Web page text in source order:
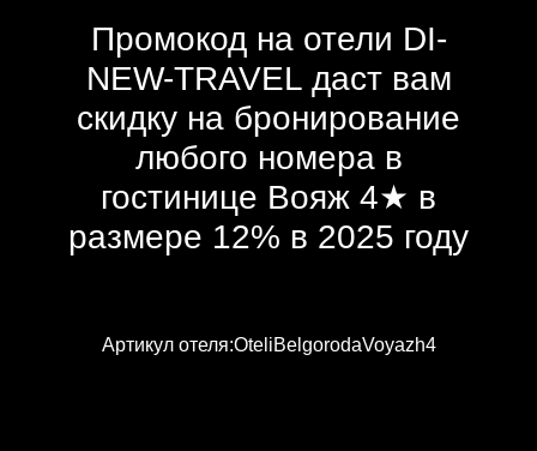
Промокод на отели DI-
NEW-TRAVEL даст вам
скидку на бронирование
любого номера в
гостинице Вояж 4★ в
размере 12% в 2025 году
Артикул отеля:OteliBelgorodaVoyazh4